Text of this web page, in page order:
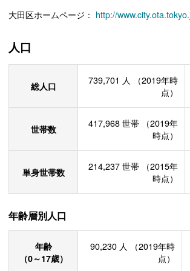
大田区ホームページ： http://
人口
総人口 739,701 人
（2019年時
点）
世帯数 417,968 世帯
（2019年
時点）
単身世帯数 214,237 世帯
（2015年
時点）
年齢層別人口
年齢
（0～17歳）
90,230 人
（2019年時
点）